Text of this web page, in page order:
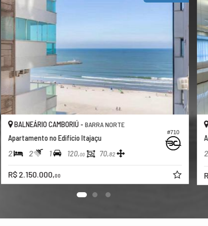
#710
BALNEÁRIO CAMBORIÚ -BARRA NORTE
Apartamento no Edifício Itajaçu
2 2 1 120,00 70,82
R$ 2.150.000,00
2